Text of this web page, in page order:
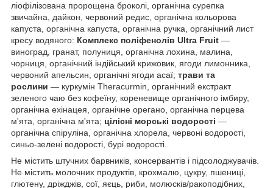
ліофілізована пророщена броколі, органічна сурепка
звичайна, дайкон, червоний редис, органічна кольорова
капуста, органічна капуста, органічна ручка, органічний лист
кресу водяного: Комплекс поліфенолів Ultra Fruit —
виноград, гранат, полуниця, органічна лохина, малина,
чорниця, органічний індійський крижовик, ягоди лимонника,
червоний апельсин, органічні ягоди асаї; трави та
рослини — куркумін Theracurmin, органічний екстракт
зеленого чаю без кофеїну, кореневище органічного імбиру,
органічна ехінацея, органічне орегано, органічна перцева
м'ята, органічна м'ята; цілісні морські водорості —
органічна спіруліна, органічна хлорела, червоні водорості,
синьо-зелені водорості, бурі водорості.
Не містить штучних барвників, консервантів і підсолоджувачів.
Не містить молочних продуктів, крохмалю, цукру, пшениці,
глютену, дріжджів, сої, яєць, риби, молюсків/ракоподібних,